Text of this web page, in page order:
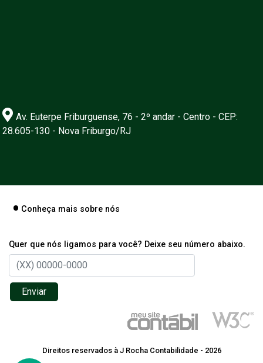
Av. Euterpe Friburguense, 76 - 2º andar - Centro - CEP:
28.605-130 - Nova Friburgo/RJ
Conheça mais sobre nós
Quer que nós ligamos para você? Deixe seu número abaixo.
Enviar
Direitos reservados à J Rocha Contabilidade - 2026